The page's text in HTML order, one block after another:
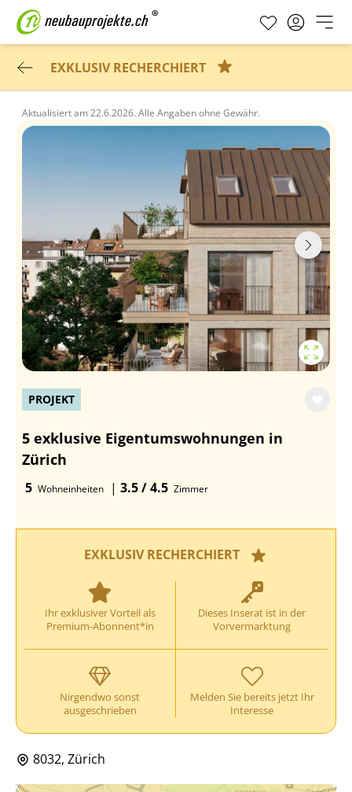
EXKLUSIV RECHERCHIERT
Aktualisiert am 22.6.2026. Alle Angaben ohne Gewähr.
PROJEKT
5 exklusive Eigentumswohnungen in
Zürich
5 Wohneinheiten | 3.5 / 4.5 Zimmer
EXKLUSIV RECHERCHIERT
Ihr exklusiver Vorteil als
Premium-Abonnent*in
Dieses Inserat ist in der
Vorvermarktung
Nirgendwo sonst
ausgeschrieben
Melden Sie bereits jetzt Ihr
Interesse
8032, Zürich